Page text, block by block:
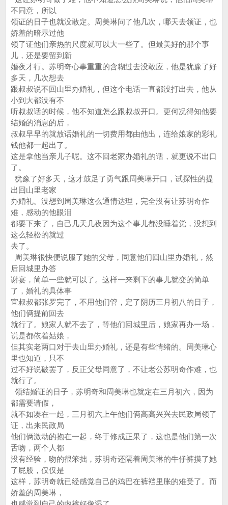
不同意，所以
领证的日子也就没敢定。周美琳问了他几次，哪天去领证，也
娇羞的暗示过他
领了证他们亲热的尺度就可以大一些了。但最美好的那个事
儿，还是要留到新
婚夜才行。苏明奇心事重重的含糊过去没敢应，他是犹豫了好
多天，几次想去
跟叔叔说不回山里办婚礼，但这个电话一直都没打出去，他从
小到大都没有不
听叔叔话的时候，他不知道怎么跟叔叔开口。更何况得知他要
结婚的消息的后，
叔叔早早的就放话婚礼的一切费用都由他出，连给娘家的彩礼
钱他都一起出了。
这是拿他当亲儿子呢。这不回老家办婚礼的话，就更说不出口
了。
犹豫了好多天，这才鼓足了勇气跟周美琳开口，试探性的提
出回山里老家
办婚礼。没想到周美琳这么通情达理，完全没有让苏明奇作
难，感动的他眼泪
都要下来了，自己几天几夜因为这个事儿都没睡着觉，没想到
这么轻松的就过
去了。
周美琳很快便说服了她的父母，同意他们回山里办婚礼，然
后回城里办答
谢宴，简单一些就可以了。这样一来剩下的事儿就变的简单
了，婚礼的具体事
宜叔叔都张罗完了，不用他们管，定了阴历三月初八的日子，
他们俩提前回去
就行了。娘家人就不去了，等他们回城里后，娘家再办一场，
说是都依着姑娘，
但其实老两口对于去山里办婚礼，还是有些情绪的。周美琳心
里也知道，只不
过不好说破罢了，反正父母同意了，不让老公苏明奇作难，也
就行了。
领结婚证的日子，苏明奇和周美琳也就定在三月初六，因为
都需要请假，
就不如凑在一起，三月初六上午他们俩高高兴兴去民政局领了
证，出来民政局
他们俩激动的抱在一起，终于修成正果了，这也是他们第一次
舌吻，两个人都
没有经验，吻的很笨拙，苏明奇还隔着周美琳的牛仔裤摸了她
了屁股，仅仅是
这样，苏明奇就已经感觉自己的鸡巴在裤裆里胀的难受了。而
娇羞的周美琳，